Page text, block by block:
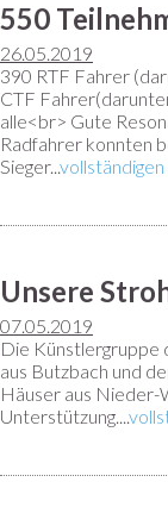
550
26.05.2019
390 RTF Fahrer
CTF
alle<br> Gute
Radfahrer konnten
Sieger...
Unsere
07.05.2019
Die Künstlergruppe
aus Butzbach und
Häuser aus
Unterstützung....